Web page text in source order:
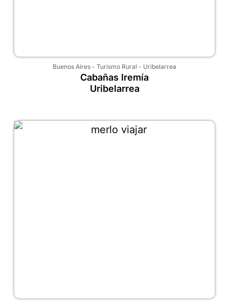
Buenos Aires - Turismo Rural - Uribelarrea
Cabañas Iremía
Uribelarrea